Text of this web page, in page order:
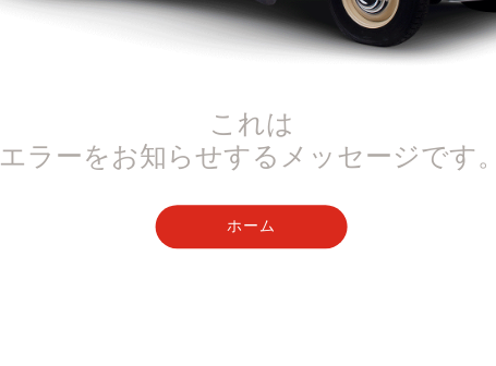
これは
エラーをお知らせするメッセージです
ホーム